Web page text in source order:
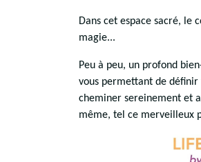
Dans cet espace sacré, le
magie...
Peu à peu, un profond
vous permettant de définir
cheminer sereinement et
même, tel ce merveilleux